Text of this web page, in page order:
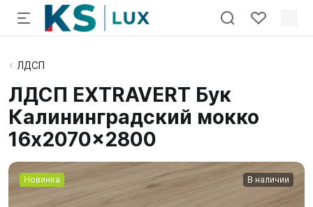
ЛДСП
ЛДСП EXTRAVERT Бук
Калининградский мокко
16x2070x2800
Новинка В наличии